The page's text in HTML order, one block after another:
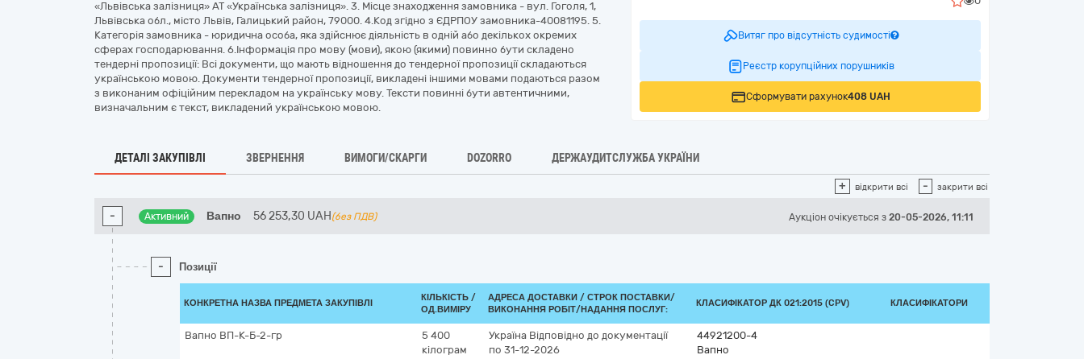
«Львівська залізниця» АТ «Українська залізниця». 3. Місце знаходження замовника - вул. Гоголя, 1,
Львівська обл., місто Львів, Галицький район, 79000. 4.Код згідно з ЄДРПОУ замовника-40081195. 5.
Категорія замовника - юридична особа, яка здійснює діяльність в одній або декількох окремих
сферах господарювання. 6.Інформація про мову (мови), якою (якими) повинно бути складено
тендерні пропозиції: Всі документи, що мають відношення до тендерної пропозиції складаються
українською мовою. Документи тендерної пропозиції, викладені іншими мовами подаються разом
з виконаним офіційним перекладом на українську мову. Тексти повинні бути автентичними,
визначальним є текст, викладений українською мовою.
Витяг про відсутність судимості
Реєстр корупційних порушників
Сформувати рахунок408 UAH
ДЕТАЛІ ЗАКУПІВЛІ ЗВЕРНЕННЯ ВИМОГИ/СКАРГИ DOZORRO ДЕРЖАУДИТСЛУЖБА УКРАЇНИ
+ відкрити всі - закрити всі
- Активний Вапно 56 253,30 UAH (без ПДВ) Аукціон очікується з 20-05-2026, 11:11
- Позиції
КОНКРЕТНА НАЗВА ПРЕДМЕТА ЗАКУПІВЛІ
КІЛЬКІСТЬ /
ОД.ВИМІРУ
АДРЕСА ДОСТАВКИ / СТРОК ПОСТАВКИ/
ВИКОНАННЯ РОБІТ/НАДАННЯ ПОСЛУГ:
КЛАСИФІКАТОР ДК 021:2015 (CPV) КЛАСИФІКАТОРИ
Вапно ВП-К-Б-2-гр
5 400
кілограм
Україна Відповідно до документації
по 31-12-2026
44921200-4
Вапно